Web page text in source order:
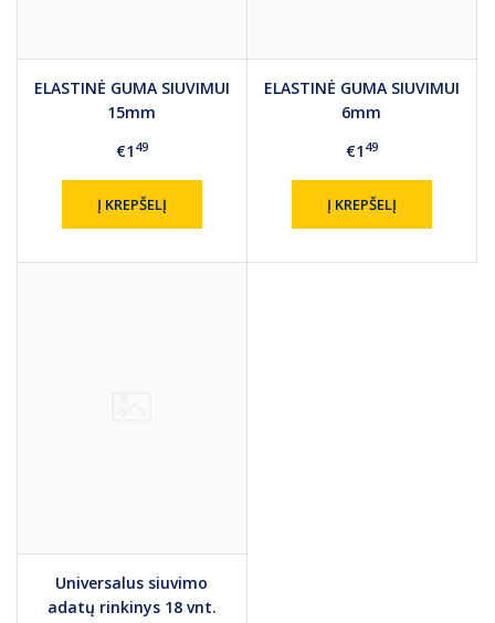
ELASTINĖ GUMA SIUVIMUI
15mm
€1 49
Į KREPŠELĮ
ELASTINĖ GUMA SIUVIMUI
6mm
€1 49
Į KREPŠELĮ
Universalus siuvimo
adatų rinkinys 18 vnt.